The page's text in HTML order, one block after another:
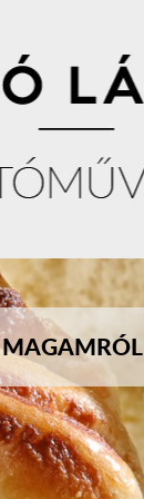
MAGAMRÓL